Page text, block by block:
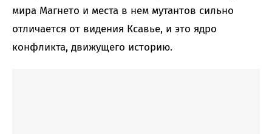
мира Магнето и места в нем мутантов сильно
отличается от видения Ксавье, и это ядро ​​
конфликта, движущего историю.